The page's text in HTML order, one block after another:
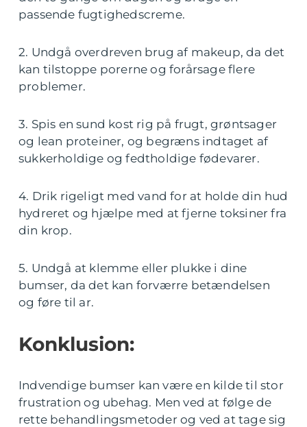
passende fugtighedscreme.
2. Undgå overdreven brug af makeup, da det
kan tilstoppe porerne og forårsage flere
problemer.
3. Spis en sund kost rig på frugt, grøntsager
og lean proteiner, og begræns indtaget af
sukkerholdige og fedtholdige fødevarer.
4. Drik rigeligt med vand for at holde din hud
hydreret og hjælpe med at fjerne toksiner fra
din krop.
5. Undgå at klemme eller plukke i dine
bumser, da det kan forværre betændelsen
og føre til ar.
Konklusion:
Indvendige bumser kan være en kilde til stor
frustration og ubehag. Men ved at følge de
rette behandlingsmetoder og ved at tage sig